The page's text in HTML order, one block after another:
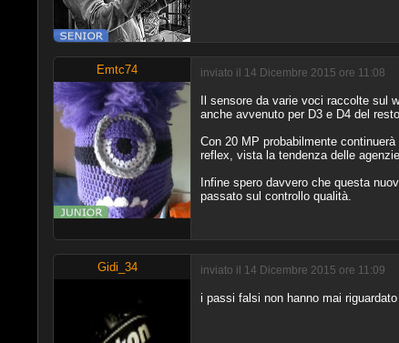
Emtc74 inviato il 14 Dicembre 2015 ore 11:08
Il sensore da varie voci raccolte sul
anche avvenuto per D3 e D4 del
Con 20 MP probabilmente
reflex, vista la tendenza delle agenzie.
Infine spero davvero che questa
passato sul controllo qualità.
Gidi_34 inviato il 14 Dicembre 2015 ore 11:09
i passi falsi non hanno mai